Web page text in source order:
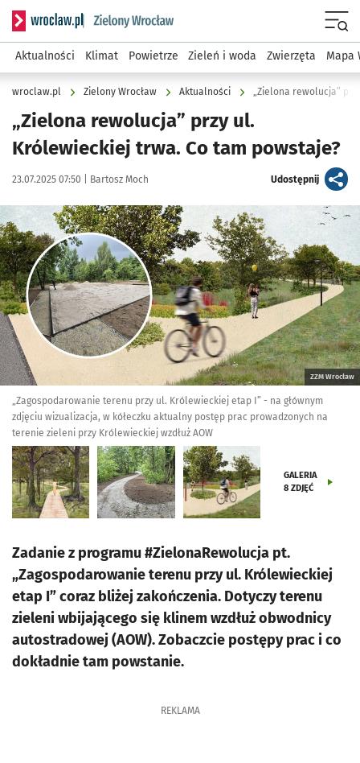
Serwis informacyjny wroclaw.pl podserwis: Środowisko we
Aktualności Klimat Powietrze Zieleń i woda Zwierzęta Mapa
wroclaw.pl Zielony Wrocław Aktualności „Zielona rewolucja”
„Zielona rewolucja” przy ul.
Królewieckiej trwa. Co tam powstaje?
Data publikacji:
23.07.2025 07:50 | Autor:
Bartosz Moch Udostępnijartykuł
Kliknij, aby zobaczyć galerię
ZZM Wrocław
„Zagospodarowanie terenu przy ul. Królewieckiej etap I” - na głównym
zdjęciu wizualizacja, w kółeczku aktualny postęp prac prowadzonych na
terenie zieleni przy Królewieckiej wzdłuż AOW
GALERIA
8 ZDJĘĆ
Zadanie z programu #ZielonaRewolucja pt.
„Zagospodarowanie terenu przy ul. Królewieckiej
etap I” coraz bliżej zakończenia. Dotyczy terenu
zieleni wbijającego się klinem wzdłuż obwodnicy
autostradowej (AOW). Zobaczcie postępy prac i co
dokładnie tam powstanie.
REKLAMA